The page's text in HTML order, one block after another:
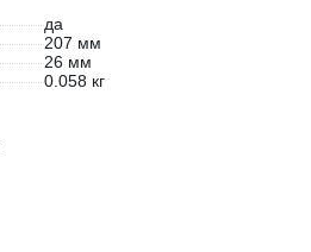
да
207 мм
26 мм
0.058 кг